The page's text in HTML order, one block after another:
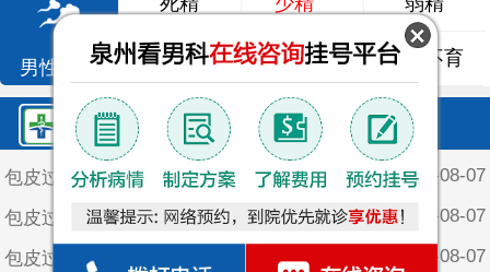
男性不育 精液异常 精子畸形 男性不育
鲤泉·最新文章
包皮过长对夫妻生活有什么影响 2026-08-07
包皮过长会引起早泄 2026-08-07
2026-08-07